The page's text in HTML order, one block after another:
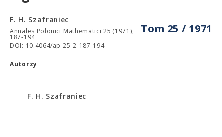
Tom 25 / 1971
F. H. Szafraniec
Annales Polonici Mathematici 25 (1971),
187-194
DOI: 10.4064/ap-25-2-187-194
Autorzy
F. H. Szafraniec